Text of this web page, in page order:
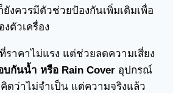
งควรมีตัวช่วยป้องกันเพิ่มเติมเพื่อ
ตัวเครื่อง
ราคาไม่แรง แต่ช่วยลดความเสี่ยง
บกันน้ำ หรือ Rain Cover อุปกรณ์
ดว่าไม่จำเป็น แต่ความจริงแล้ว